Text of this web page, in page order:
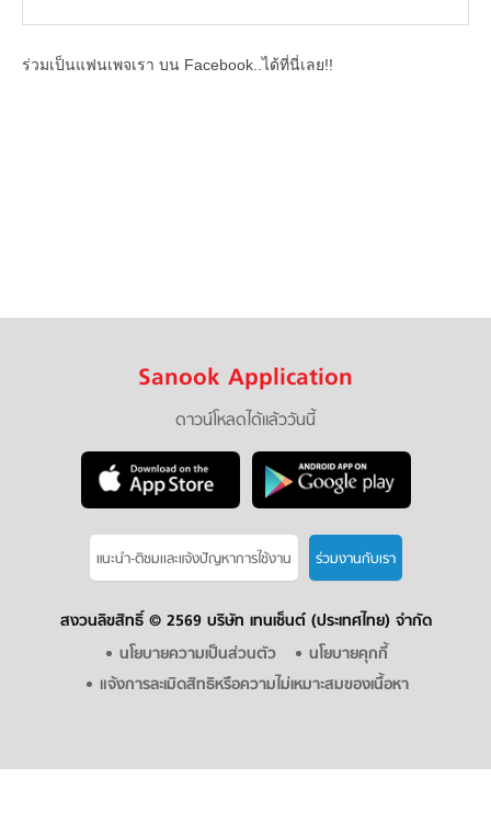
ร่วมเป็นแฟนเพจเรา บน Facebook..ได้ที่นี่เลย!!
Sanook Application
ดาวน์โหลดได้แล้ววันนี้
แนะนำ-ติชมเเละแจ้งปัญหาการใช้งาน ร่วมงานกับเรา
สงวนลิขสิทธิ์ © 2569 บริษัท เทนเซ็นต์ (ประเทศไทย) จำกัด
นโยบายความเป็นส่วนตัว
นโยบายคุกกี้
แจ้งการละเมิดสิทธิหรือความไม่เหมาะสมของเนื้อหา